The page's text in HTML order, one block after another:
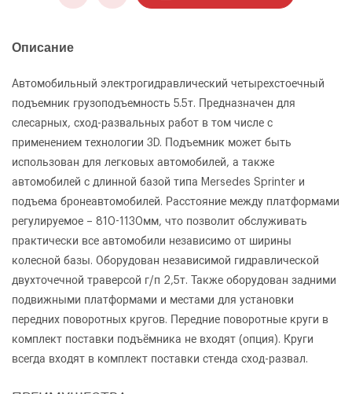
Описание
Автомобильный электрогидравлический четырехстоечный
подъемник грузоподъемность 5.5т. Предназначен для
слесарных, сход-развальных работ в том числе с
применением технологии 3D. Подъемник может быть
использован для легковых автомобилей, а также
автомобилей с длинной базой типа Mersedes Sprinter и
подъема бронеавтомобилей. Расстояние между платформами
регулируемое – 810-1130мм, что позволит обслуживать
практически все автомобили независимо от ширины
колесной базы. Оборудован независимой гидравлической
двухточечной траверсой г/п 2,5т. Также оборудован задними
подвижными платформами и местами для установки
передних поворотных кругов. Передние поворотные круги в
комплект поставки подъёмника не входят (опция). Круги
всегда входят в комплект поставки стенда сход-развал.